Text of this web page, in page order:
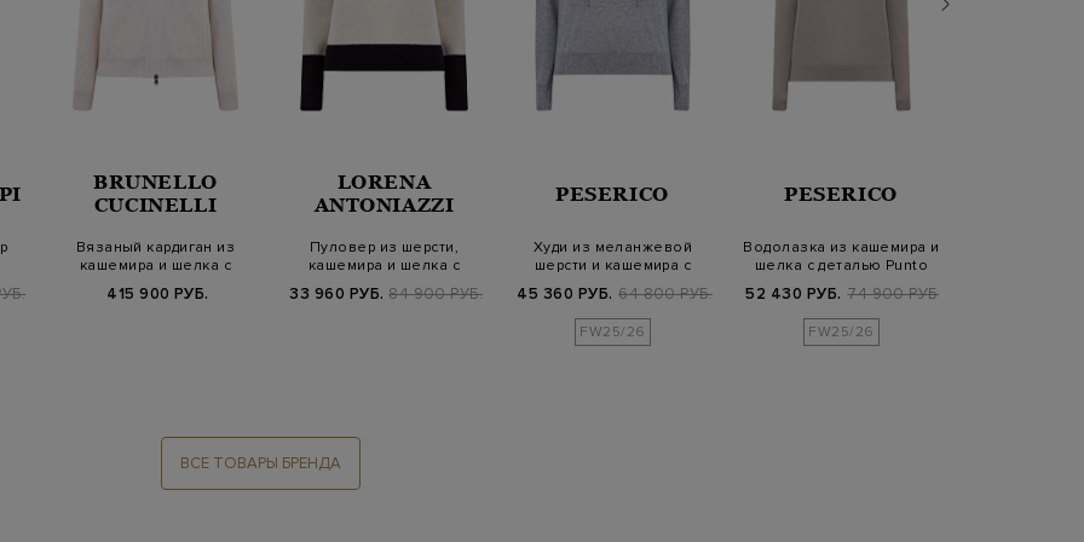
BRUNELLO
CUCINELLI
Вязаный кардиган из
кашемира и шелка с
415 900 РУБ.
LORENA
ANTONIAZZI
Пуловер из шерсти,
кашемира и шелка с
33 960 РУБ. 84 900 РУБ.
PESERICO
Худи из меланжевой
шерсти и кашемира с
45 360 РУБ. 64 800 РУБ.
FW25/26
PESERICO
Водолазка из кашемира и
шелка с деталью Punto
52 430 РУБ. 74 900 РУБ.
FW25/26
ВСЕ ТОВАРЫ БРЕНДА